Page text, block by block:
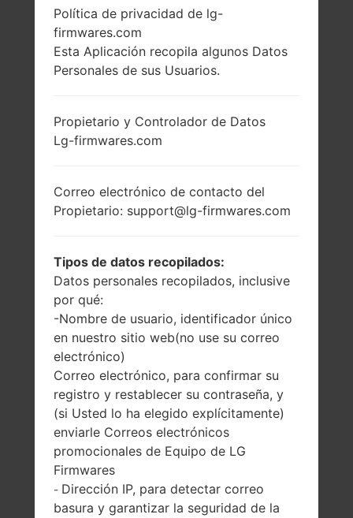
LG GU230GO
(LGGU230GO) DE LA
SERIE LG DIMSUN
2.2 pulgadas
(~29.4% relación
pantalla-cuerpo)
176 x 220 píxeles
(~128 densidad de
píxeles por
pulgada)
89 gramos (3.14
onzas)
Extraíble Li-Ion
900 mAh
-
Política de privacidad de lg-
firmwares.com
Esta Aplicación recopila algunos Datos
Personales de sus Usuarios.
Propietario y Controlador de Datos
Lg-firmwares.com
Correo electrónico de contacto del
Propietario: support@lg-firmwares.com
Tipos de datos recopilados:
Datos personales recopilados, inclusive
por qué:
-Nombre de usuario, identificador único
en nuestro sitio web(no use su correo
electrónico)
Correo electrónico, para confirmar su
registro y restablecer su contraseña, y
(si Usted lo ha elegido explícitamente)
enviarle Correos electrónicos
promocionales de Equipo de LG
Firmwares
- Dirección IP, para detectar correo
basura y garantizar la seguridad de la